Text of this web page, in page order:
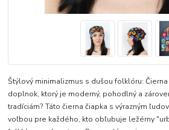
Štýlový minimalizmus s dušou folklóru:
doplnok, ktorý je moderný, pohodlný a
tradíciám? Táto čierna čiapka s výrazným
voľbou pre každého, kto obľubuje ležérny